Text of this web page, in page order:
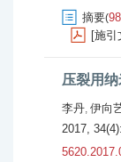
摘要(
[施引
压裂用
李丹, 伊向
2017,